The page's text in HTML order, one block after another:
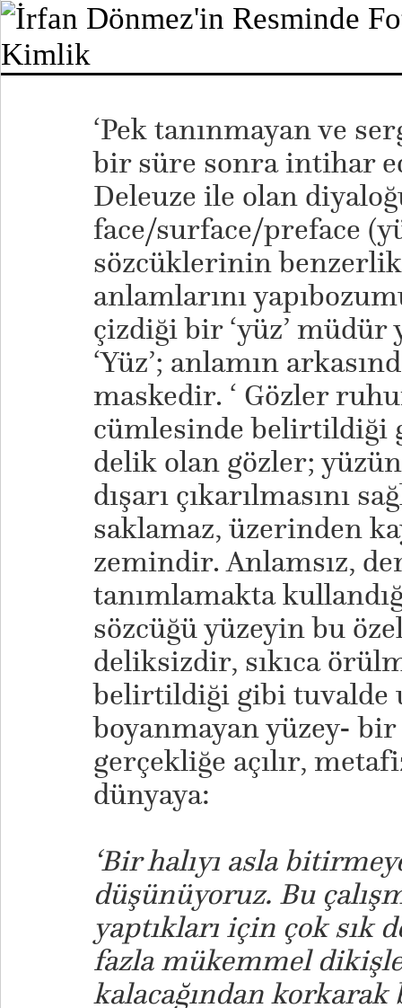
‘Pek tanınmayan ve
bir süre sonra intihar
Deleuze ile olan
face/surface/preface
sözcüklerinin
anlamlarını
çizdiği bir ‘yüz’ müdür
‘Yüz’; anlamın
maskedir. ‘ Gözler
cümlesinde belirtildiği
delik olan gözler; yüzün
dışarı çıkarılmasını
saklamaz, üzerinden
zemindir. Anlamsız,
tanımlamakta
sözcüğü yüzeyin bu
deliksizdir, sıkıca
belirtildiği gibi tuvalde
boyanmayan yüzey-
gerçekliğe açılır,
dünyaya:
‘Bir halıyı asla
düşünüyoruz. Bu
yaptıkları için çok
fazla mükemmel
kalacağından korkarak